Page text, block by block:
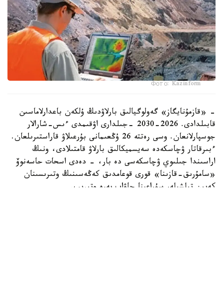
Фото: Kazinform
- «قازمۇنايگاز» گەولوگيالىق بارلاۋدىڭ ۇلكەن باعدارلاماسىن
قابىلدادى. 2026-2030 -جىلدارى اۋقىمدى ءىس-شارالار
جوسپارلانعان. وسى رەتتە 26 ۇڭعىمانى بۇرعىلاۋ قاراستىرىلعان.
ءبىرقاتار ۋچاسكەدە سەيسميكالىق بارلاۋ قامتىلادى، ونىڭ
اراسىندا جىلىوي ۋچاسكەسى دە بار، - دەدى اسحات حاسەنوۆ
«سامۇرىق-قازىنا» قورى قوعامدىق كەڭەسىنىڭ وتىرىسىنان
كەيىن تىلشىلەر سۇراعىنا جاۋاپ بەرە وتىرىپ.